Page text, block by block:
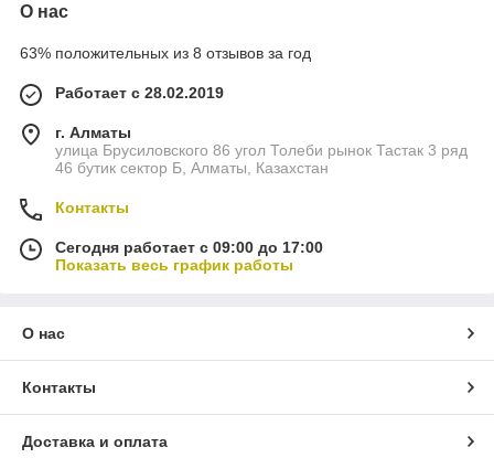
О нас
63% положительных из 8 отзывов за год
Работает с 28.02.2019
г. Алматы
улица Брусиловского 86 угол Толеби рынок Тастак 3 ряд
46 бутик сектор Б, Алматы, Казахстан
Контакты
Сегодня работает с 09:00 до 17:00
Показать весь график работы
О нас
Контакты
Доставка и оплата